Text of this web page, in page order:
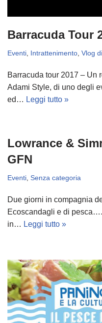
Barracuda Tour
Eventi Intrattenimento Vlog
Barracuda tour 2017 – Un
Adami Style, di uno degli
ed… Leggi tutto »
Lowrance &
GFN
Eventi Senza categoria
Due giorni in compagnia
Ecoscandagli e di
in… Leggi tutto »